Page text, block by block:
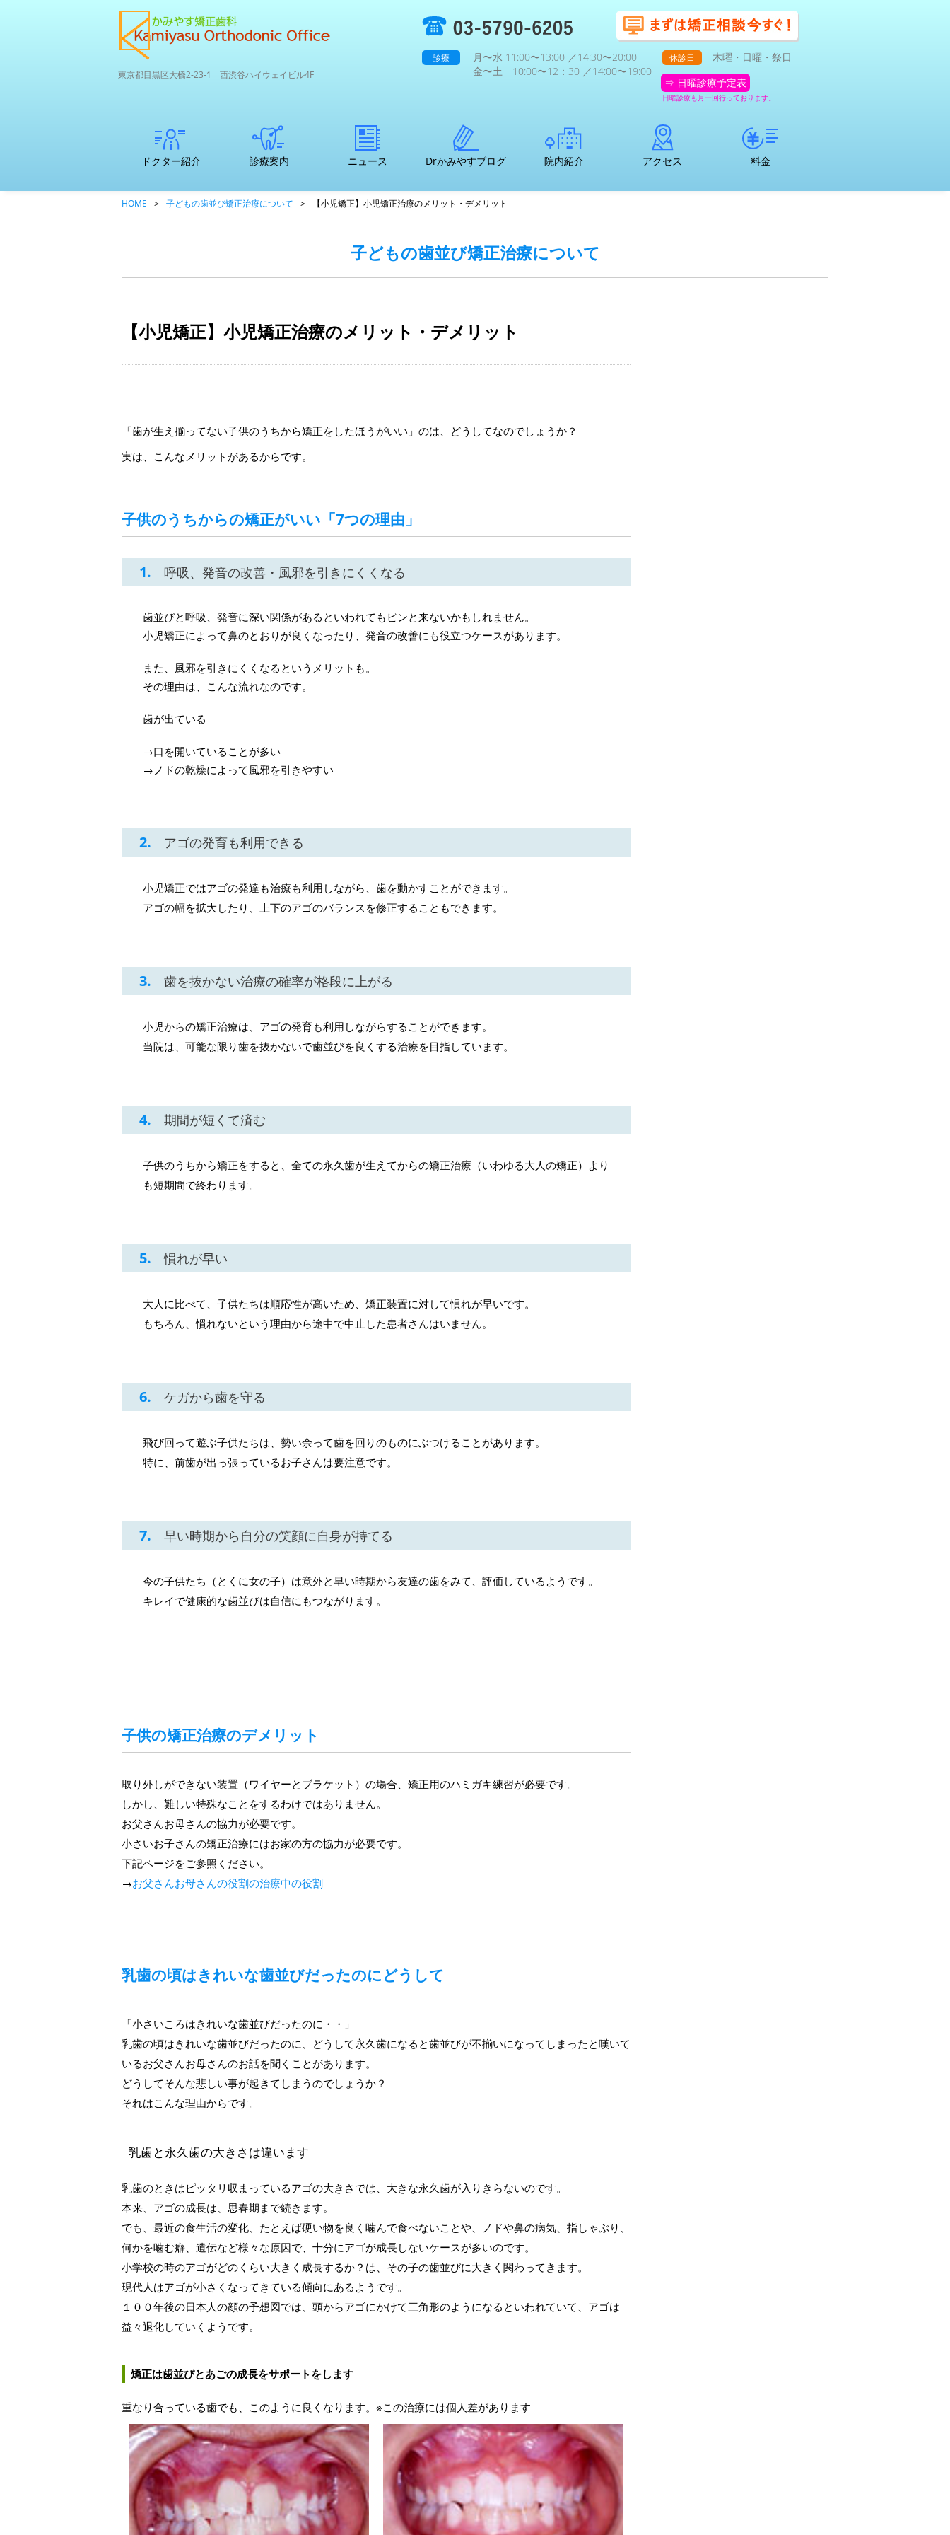
東京都目黒区大橋2-23-1 西渋谷ハイウェイビル4F
診療
月〜水 11:00〜13:00 ／14:30〜20:00
金〜土 10:00〜12：30 ／14:00〜19:00
休診日
木曜・日曜・祭日
⇒ 日曜診療予定表
日曜診療も月一回行っております。
ドクター紹介 診療案内
子どもの歯並び
矯正専門医
初診カウンセリ
支払いについて
中高生～大人の
ここが違う矯正
口腔内3Dスキャ
かみやす矯正歯
ニュース Drかみやすブログ 院内紹介 アクセス 料金
HOME > 子どもの歯並び矯正治療について > 【小児矯正】小児矯正治療のメリット・デメリット
子どもの歯並び矯正治療について
【小児矯正】小児矯正治療のメリット・デメリット
「歯が生え揃ってない子供のうちから矯正をしたほうがいい」のは、どうしてなのでしょうか？
実は、こんなメリットがあるからです。
子供のうちからの矯正がいい「7つの理由」
1. 呼吸、発音の改善・風邪を引きにくくなる
歯並びと呼吸、発音に深い関係があるといわれてもピンと来ないかもしれません。
小児矯正によって鼻のとおりが良くなったり、発音の改善にも役立つケースがあります。
また、風邪を引きにくくなるというメリットも。
その理由は、こんな流れなのです。
歯が出ている
→口を開いていることが多い
→ノドの乾燥によって風邪を引きやすい
2. アゴの発育も利用できる
小児矯正ではアゴの発達も治療も利用しながら、歯を動かすことができます。
アゴの幅を拡大したり、上下のアゴのバランスを修正することもできます。
3. 歯を抜かない治療の確率が格段に上がる
小児からの矯正治療は、アゴの発育も利用しながらすることができます。
当院は、可能な限り歯を抜かないで歯並びを良くする治療を目指しています。
4. 期間が短くて済む
子供のうちから矯正をすると、全ての永久歯が生えてからの矯正治療（いわゆる大人の矯正）より
も短期間で終わります。
5. 慣れが早い
大人に比べて、子供たちは順応性が高いため、矯正装置に対して慣れが早いです。
もちろん、慣れないという理由から途中で中止した患者さんはいません。
6. ケガから歯を守る
飛び回って遊ぶ子供たちは、勢い余って歯を回りのものにぶつけることがあります。
特に、前歯が出っ張っているお子さんは要注意です。
7. 早い時期から自分の笑顔に自身が持てる
今の子供たち（とくに女の子）は意外と早い時期から友達の歯をみて、評価しているようです。
キレイで健康的な歯並びは自信にもつながります。
子供の矯正治療のデメリット
取り外しができない装置（ワイヤーとブラケット）の場合、矯正用のハミガキ練習が必要です。
しかし、難しい特殊なことをするわけではありません。
お父さんお母さんの協力が必要です。
小さいお子さんの矯正治療にはお家の方の協力が必要です。
下記ページをご参照ください。
→お父さんお母さんの役割の治療中の役割
乳歯の頃はきれいな歯並びだったのにどうして
「小さいころはきれいな歯並びだったのに・・」
乳歯の頃はきれいな歯並びだったのに、どうして永久歯になると歯並びが不揃いになってしまったと嘆いて
いるお父さんお母さんのお話を聞くことがあります。
どうしてそんな悲しい事が起きてしまうのでしょうか？
それはこんな理由からです。
乳歯と永久歯の大きさは違います
乳歯のときはピッタリ収まっているアゴの大きさでは、大きな永久歯が入りきらないのです。
本来、アゴの成長は、思春期まで続きます。
でも、最近の食生活の変化、たとえば硬い物を良く噛んで食べないことや、ノドや鼻の病気、指しゃぶり、
何かを噛む癖、遺伝など様々な原因で、十分にアゴが成長しないケースが多いのです。
小学校の時のアゴがどのくらい大きく成長するか？は、その子の歯並びに大きく関わってきます。
現代人はアゴが小さくなってきている傾向にあるようです。
１００年後の日本人の顔の予想図では、頭からアゴにかけて三角形のようになるといわれていて、アゴは
益々退化していくようです。
矯正は歯並びとあごの成長をサポートをします
重なり合っている歯でも、このように良くなります。※この治療には個人差があります